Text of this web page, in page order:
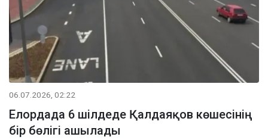
06.07.2026, 02:22
Елордада 6 шілдеде Қалдаяқов көшесінің
бір бөлігі ашылады